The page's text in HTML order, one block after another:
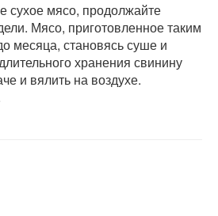
сухое мясо, продолжайте
Мясо, приготовленное таким
месяца, становясь суше и
хранения свинину
и вялить на воздухе.